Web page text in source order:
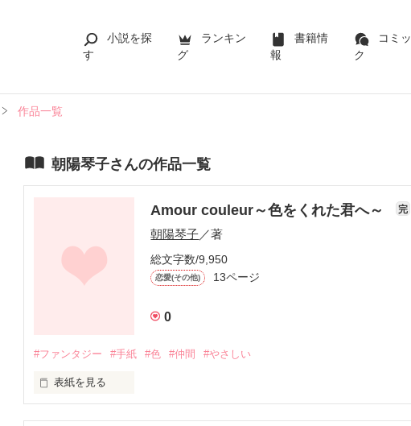
小説を探
す
ランキン
グ
書籍情
報
コミッ
ク
作品一覧
朝陽琴子さんの作品一覧
Amour couleur～色をくれた君へ～ 完
朝陽琴子／著
総文字数/9,950
恋愛(その他) 13ページ
0
#ファンタジー #手紙 #色 #仲間 #やさしい
表紙を見る